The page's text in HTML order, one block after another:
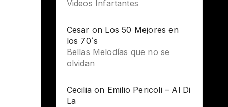
Videos Infartantes
Cesar on Los 50 Mejores en
los 70´s
Bellas Melodías que no se
olvidan
Cecilia on Emilio Pericoli – Al Di
La